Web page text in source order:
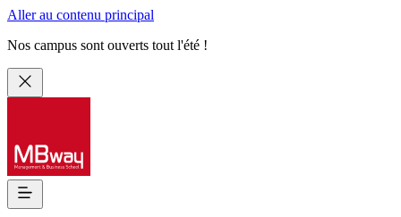
Aller au contenu principal
Nos campus sont ouverts tout l'été !